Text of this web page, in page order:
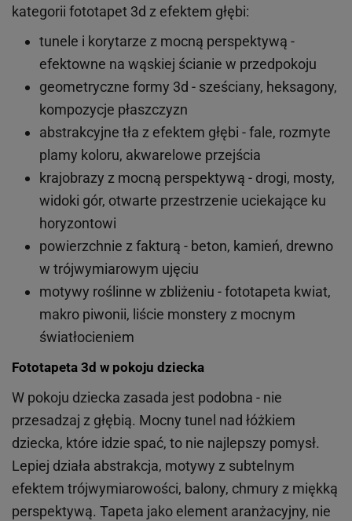
kategorii fototapet 3d z efektem głębi:
tunele i korytarze z mocną perspektywą -
efektowne na wąskiej ścianie w przedpokoju
geometryczne formy 3d - sześciany, heksagony,
kompozycje płaszczyzn
abstrakcyjne tła z efektem głębi - fale, rozmyte
plamy koloru, akwarelowe przejścia
krajobrazy z mocną perspektywą - drogi, mosty,
widoki gór, otwarte przestrzenie uciekające ku
horyzontowi
powierzchnie z fakturą - beton, kamień, drewno
w trójwymiarowym ujęciu
motywy roślinne w zbliżeniu - fototapeta kwiat,
makro piwonii, liście monstery z mocnym
światłocieniem
Fototapeta 3d w pokoju dziecka
W pokoju dziecka zasada jest podobna - nie
przesadzaj z głębią. Mocny tunel nad łóżkiem
dziecka, które idzie spać, to nie najlepszy pomysł.
Lepiej działa abstrakcja, motywy z subtelnym
efektem trójwymiarowości, balony, chmury z miękką
perspektywą. Tapeta jako element aranżacyjny, nie